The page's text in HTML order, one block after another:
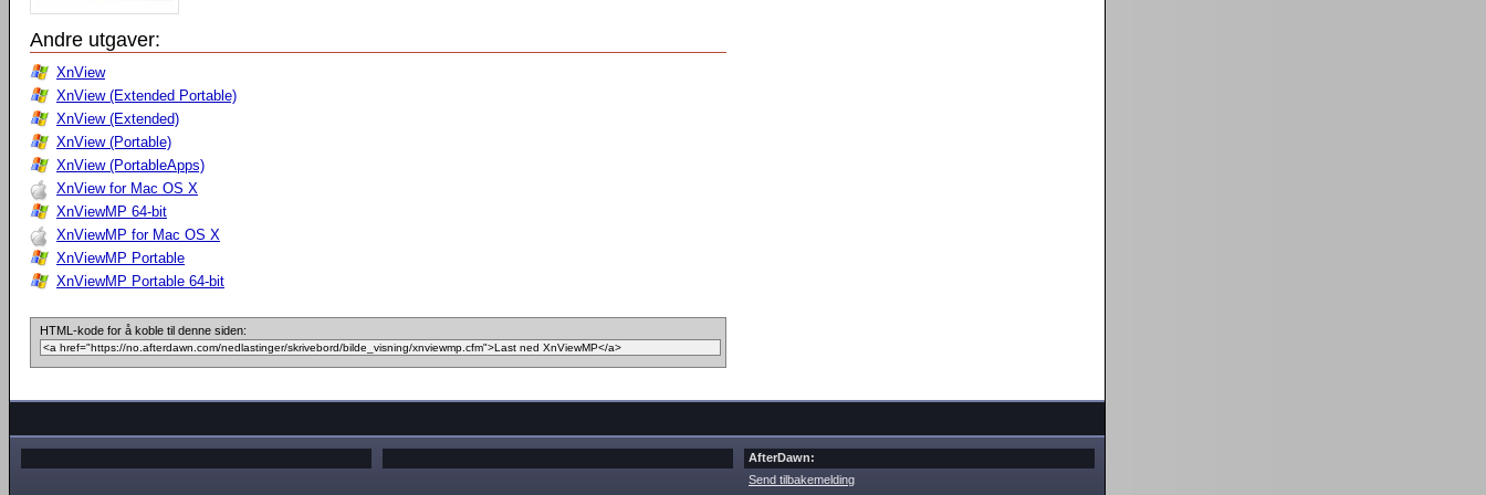
Andre utgaver:
XnView
XnView (Extended Portable)
XnView (Extended)
XnView (Portable)
XnView (PortableApps)
XnView for Mac OS X
XnViewMP 64-bit
XnViewMP for Mac OS X
XnViewMP Portable
XnViewMP Portable 64-bit
HTML-kode for å koble til denne siden:
AfterDawn:
Send tilbakemelding